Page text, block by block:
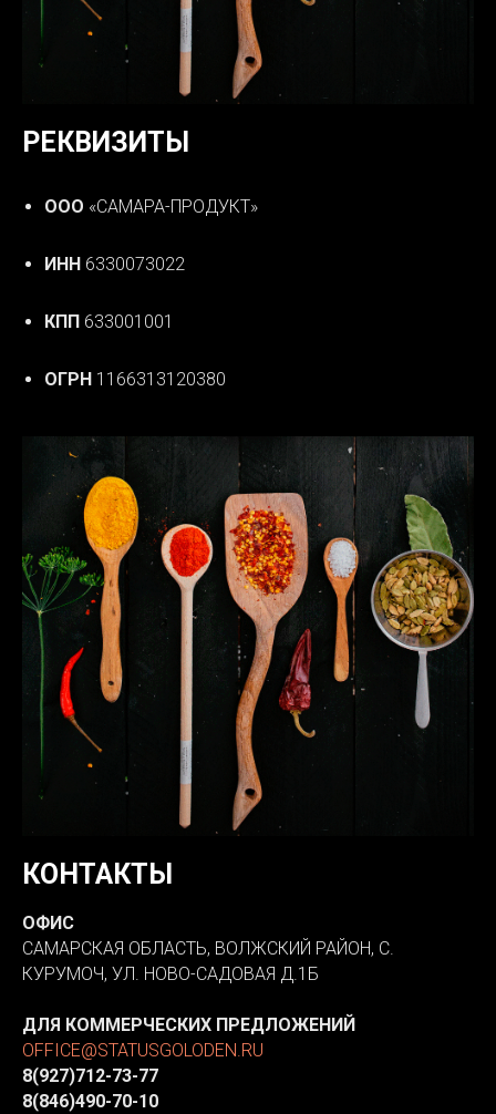
РЕКВИЗИТЫ
ООО «САМАРА-ПРОДУКТ»
ИНН 6330073022
КПП 633001001
ОГРН 1166313120380
КОНТАКТЫ
ОФИС
САМАРСКАЯ ОБЛАСТЬ, ВОЛЖСКИЙ РАЙОН, С.
КУРУМОЧ, УЛ. НОВО-САДОВАЯ Д.1Б
ДЛЯ КОММЕРЧЕСКИХ ПРЕДЛОЖЕНИЙ
OFFICE@STATUSGOLODEN.RU
8(927)712-73-77
8(846)490-70-10